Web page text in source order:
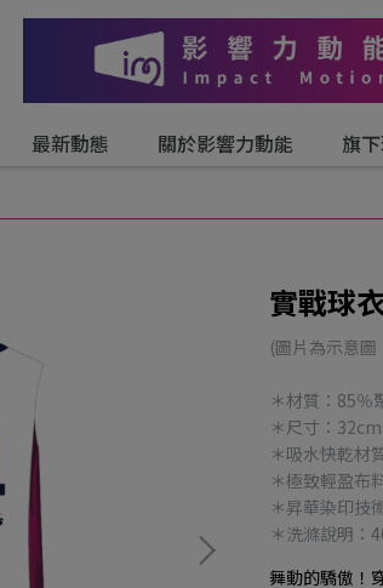
最新動態 關於影響力動能 旗
實戰球
(圖片為示意圖
＊材質：85％
＊尺寸：
＊吸水快乾材
＊極致輕盈布
＊昇華染印技
＊洗滌說明：
舞動的驕傲！